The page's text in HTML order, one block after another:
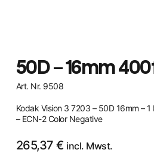
50D – 16mm
Art. Nr. 9508
Kodak Vision 3 7203 – 50D 16mm –
– ECN-2 Color Negative
265,37€ incl. Mwst.